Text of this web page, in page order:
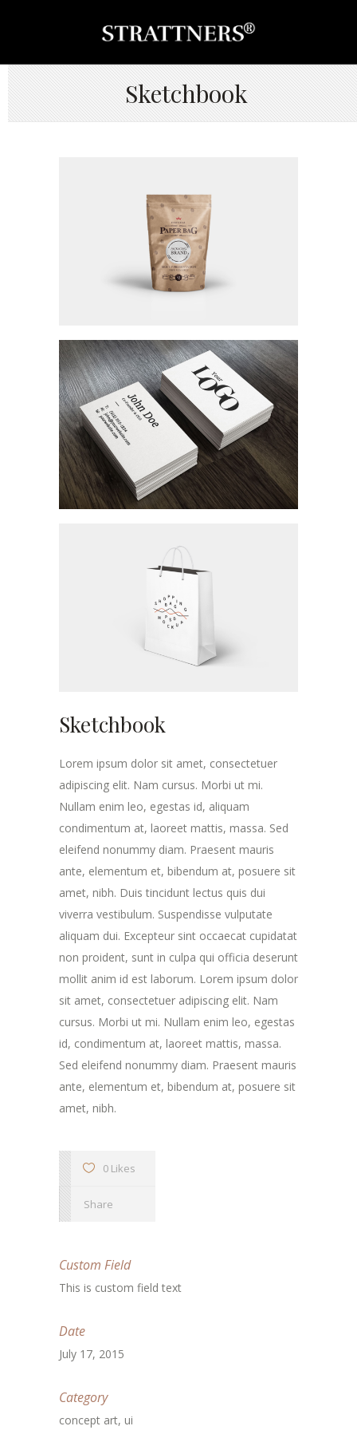
Sketchbook
Sketchbook
Lorem ipsum dolor sit amet, consectetuer
adipiscing elit. Nam cursus. Morbi ut mi.
Nullam enim leo, egestas id, aliquam
condimentum at, laoreet mattis, massa. Sed
eleifend nonummy diam. Praesent mauris
ante, elementum et, bibendum at, posuere sit
amet, nibh. Duis tincidunt lectus quis dui
viverra vestibulum. Suspendisse vulputate
aliquam dui. Excepteur sint occaecat cupidatat
non proident, sunt in culpa qui officia deserunt
mollit anim id est laborum. Lorem ipsum dolor
sit amet, consectetuer adipiscing elit. Nam
cursus. Morbi ut mi. Nullam enim leo, egestas
id, condimentum at, laoreet mattis, massa.
Sed eleifend nonummy diam. Praesent mauris
ante, elementum et, bibendum at, posuere sit
amet, nibh.
0 Likes
Share
Custom Field
This is custom field text
Date
July 17, 2015
Category
concept art, ui